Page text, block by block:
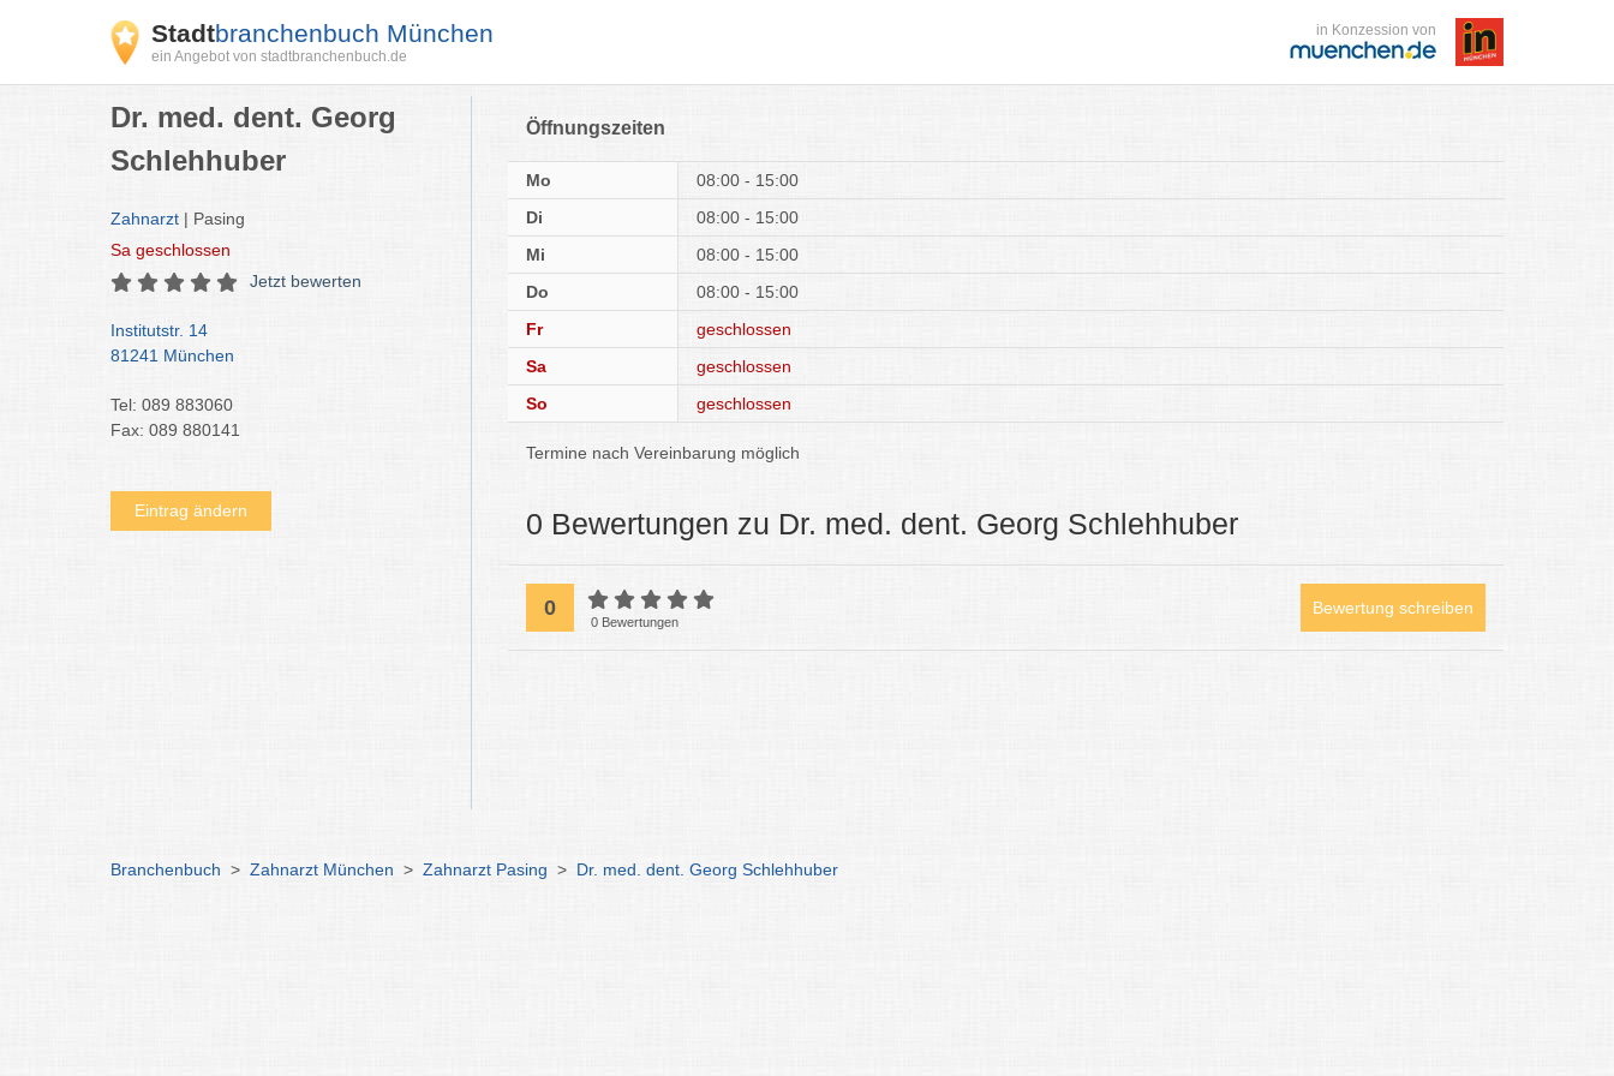
Stadtbranchenbuch München
ein Angebot von stadtbranchenbuch.de
in Konzession von
Dr. med. dent. Georg
Schlehhuber
Zahnarzt | Pasing
Sa geschlossen
Jetzt bewerten
Institutstr. 14
81241 München
Tel: 089 883060
Fax: 089 880141
Eintrag ändern
Öffnungszeiten
Mo
08:00 - 15:00
Di
08:00 - 15:00
Mi
08:00 - 15:00
Do
08:00 - 15:00
Fr
geschlossen
Sa
geschlossen
So
geschlossen
Termine nach Vereinbarung möglich
0 Bewertungen zu Dr. med. dent. Georg Schlehhuber
0
0 Bewertungen
Bewertung schreiben
Branchenbuch > Zahnarzt München > Zahnarzt Pasing > Dr. med. dent. Georg Schlehhuber